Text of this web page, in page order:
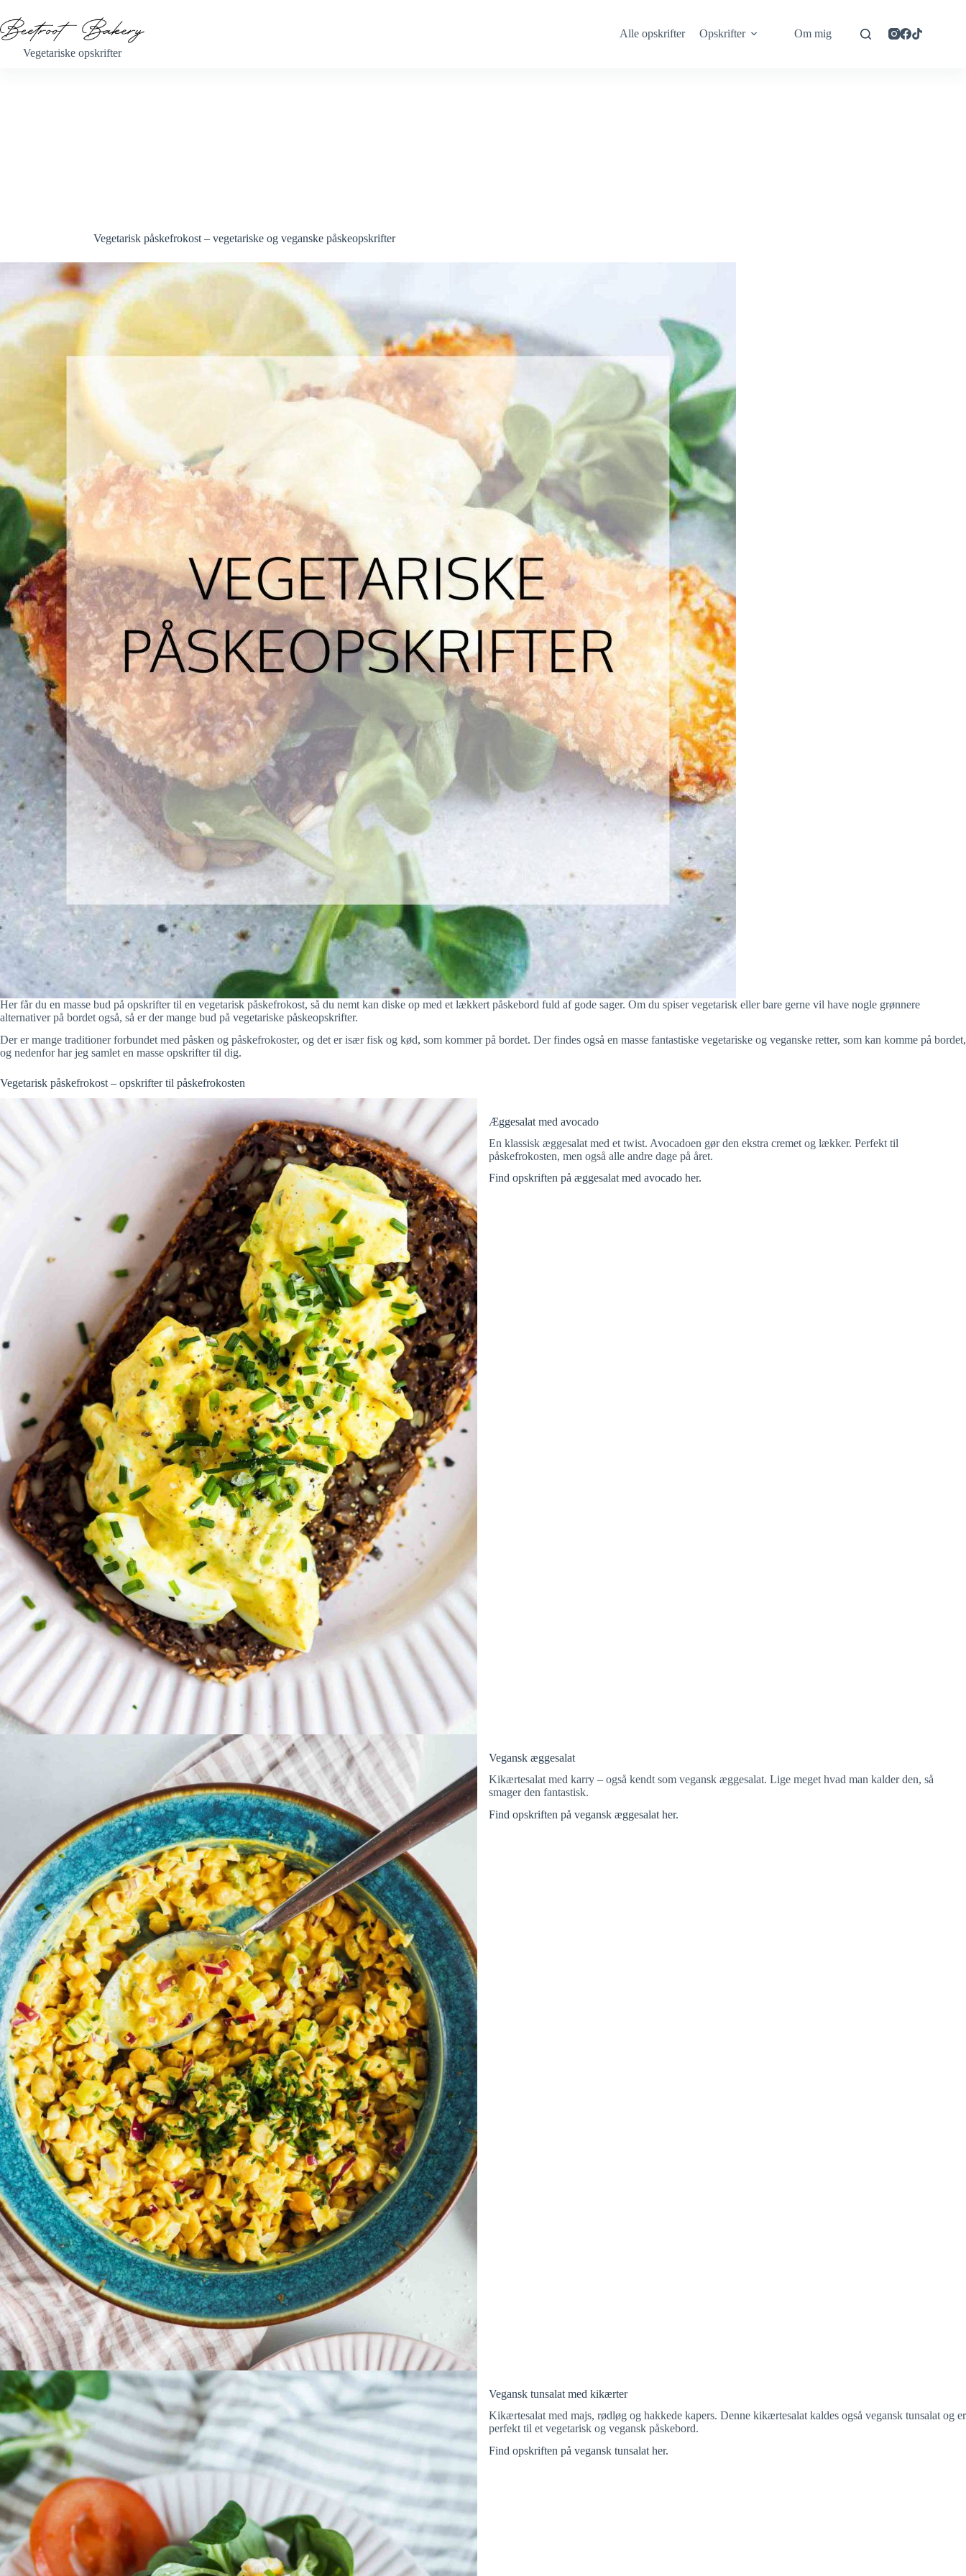
til
indhold
Vegetariske opskrifter
Alle opskrifter Opskrifter Om mig
Vegetarisk påskefrokost – vegetariske og veganske påskeopskrifter
Her får du en masse bud på opskrifter til en vegetarisk påskefrokost, så du nemt kan diske op med et lækkert påskebord fuld af gode sager. Om du spiser vegetarisk eller bare gerne vil have nogle grønnere
alternativer på bordet også, så er der mange bud på vegetariske påskeopskrifter.
Der er mange traditioner forbundet med påsken og påskefrokoster, og det er især fisk og kød, som kommer på bordet. Der findes også en masse fantastiske vegetariske og veganske retter, som kan komme på bordet,
og nedenfor har jeg samlet en masse opskrifter til dig.
Vegetarisk påskefrokost – opskrifter til påskefrokosten
Æggesalat med avocado
En klassisk æggesalat med et twist. Avocadoen gør den ekstra cremet og lækker. Perfekt til
påskefrokosten, men også alle andre dage på året.
Find opskriften på æggesalat med avocado her.
Vegansk æggesalat
Kikærtesalat med karry – også kendt som vegansk æggesalat. Lige meget hvad man kalder den, så
smager den fantastisk.
Find opskriften på vegansk æggesalat her.
Vegansk tunsalat med kikærter
Kikærtesalat med majs, rødløg og hakkede kapers. Denne kikærtesalat kaldes også vegansk tunsalat og er
perfekt til et vegetarisk og vegansk påskebord.
Find opskriften på vegansk tunsalat her.